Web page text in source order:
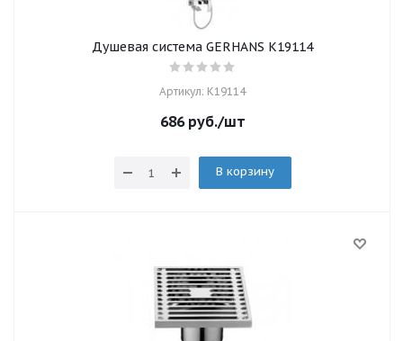
Душевая система GERHANS K19114
Артикул: K19114
686руб./шт
В корзину